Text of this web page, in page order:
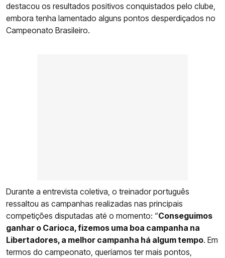
destacou os resultados positivos conquistados pelo clube,
embora tenha lamentado alguns pontos desperdiçados no
Campeonato Brasileiro.
Durante a entrevista coletiva, o treinador português
ressaltou as campanhas realizadas nas principais
competições disputadas até o momento: “Conseguimos
ganhar o Carioca, fizemos uma boa campanha na
Libertadores, a melhor campanha há algum tempo. Em
termos do campeonato, queríamos ter mais pontos,